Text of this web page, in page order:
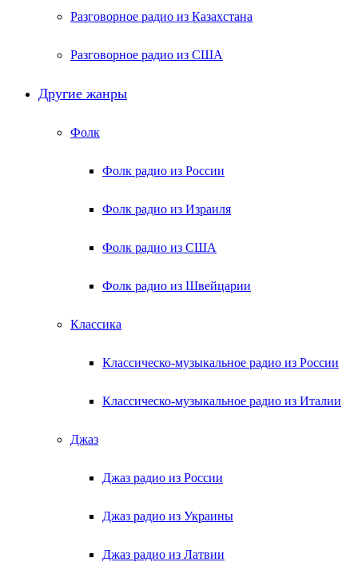
Разговорное радио из Казахстана
Разговорное радио из США
Другие жанры
Фолк
Фолк радио из России
Фолк радио из Израиля
Фолк радио из США
Фолк радио из Швейцарии
Классика
Классическо-музыкальное радио из России
Классическо-музыкальное радио из Италии
Джаз
Джаз радио из России
Джаз радио из Украины
Джаз радио из Латвии